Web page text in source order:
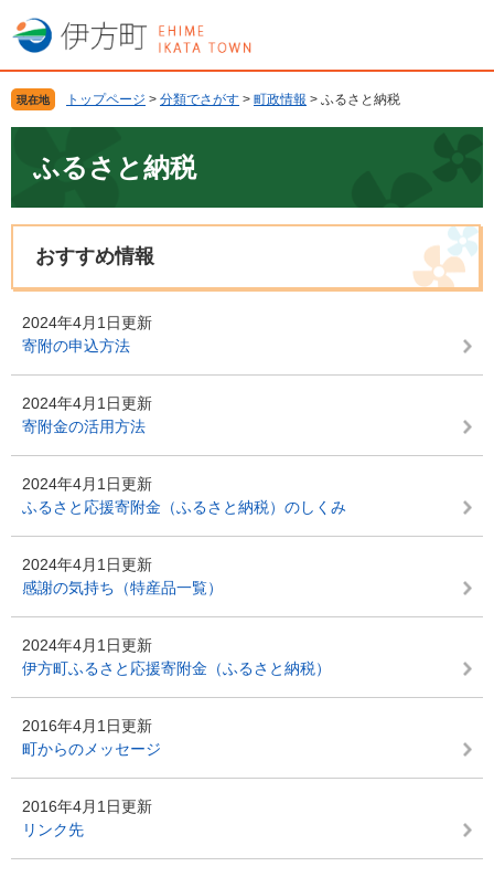
ー
先
頭
ニ
を
飛
現在地 トップページ > 分類でさがす > 町政情報 > ふるさと納税
ふるさと納税
おすすめ情報
2024年4月1日更新
寄附の申込方法
2024年4月1日更新
寄附金の活用方法
2024年4月1日更新
ふるさと応援寄附金（ふるさと納税）のしくみ
2024年4月1日更新
感謝の気持ち（特産品一覧）
2024年4月1日更新
伊方町ふるさと応援寄附金（ふるさと納税）
2016年4月1日更新
町からのメッセージ
2016年4月1日更新
リンク先